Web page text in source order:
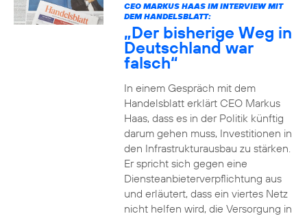
CEO MARKUS HAAS IM INTERVIEW MIT
DEM HANDELSBLATT:
„Der bisherige Weg in
Deutschland war
falsch“
In einem Gespräch mit dem
Handelsblatt erklärt CEO Markus
Haas, dass es in der Politik künftig
darum gehen muss, Investitionen in
den Infrastrukturausbau zu stärken.
Er spricht sich gegen eine
Diensteanbieterverpflichtung aus
und erläutert, dass ein viertes Netz
nicht helfen wird, die Versorgung in